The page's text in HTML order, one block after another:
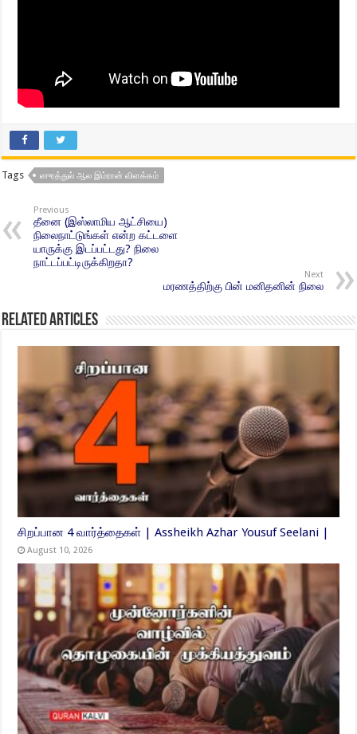
Tags ஸுரத்துல் ஆல இம்ரான் விளக்கம்
Previous
தீனை (இஸ்லாமிய ஆட்சியை)
நிலைநாட்டுங்கள் என்ற கட்டளை
யாருக்கு இடப்பட்டது? நிலை
நாட்டப்பட்டிருக்கிறதா?
Next
மரணத்திற்கு பின் மனிதனின் நிலை
Related Articles
சிறப்பான 4 வார்த்தைகள் | Assheikh Azhar Yousuf Seelani |
August 10, 2026